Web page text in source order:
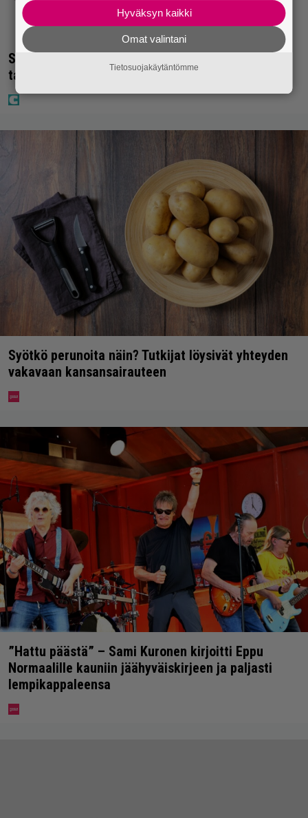
Seiska: Laulaja Frederik lyttäsi Eput – johan oli
taas kielen käyttöä
Syötkö perunoita näin? Tutkijat löysivät yhteyden
vakavaan kansansairauteen
”Hattu päästä” – Sami Kuronen kirjoitti Eppu
Normaalille kauniin jäähyväiskirjeen ja paljasti
lempikappaleensa
Hyväksyn kaikki
Omat valintani
Tietosuojakäytäntömme